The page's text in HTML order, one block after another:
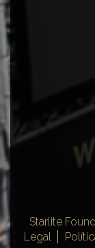
Starlite
Legal